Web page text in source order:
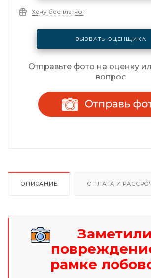
Хочу бесплатно!
ВЫЗВАТЬ ОЦЕНЩИКА
Отправьте фото на оценку
вопрос
ОПИСАНИЕ ОПЛАТА И
Заметили
рамке